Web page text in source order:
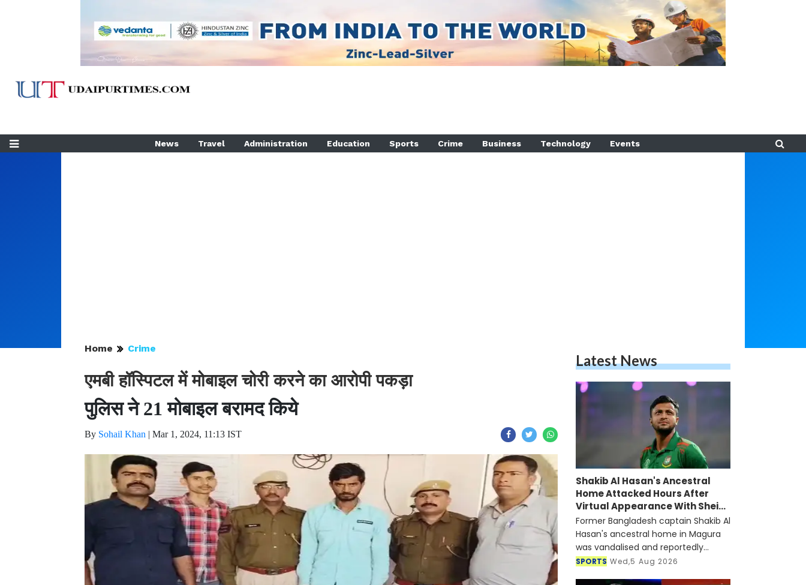
News Travel Administration Education Sports Crime Business Technology Events
Home Crime
एमबी हॉस्पिटल में मोबाइल चोरी करने का आरोपी पकड़ा
पुलिस ने 21 मोबाइल बरामद किये
By Sohail Khan | Mar 1, 2024, 11:13 IST
Latest News
Shakib Al Hasan's Ancestral
Home Attacked Hours After
Virtual Appearance With Sheikh
Hasina
Former Bangladesh captain Shakib Al
Hasan's ancestral home in Magura
was vandalised and reportedly
targeted with a petrol bomb shortly
SPORTS Wed,5 Aug 2026